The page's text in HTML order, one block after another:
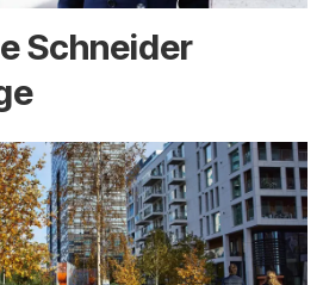
Schneider